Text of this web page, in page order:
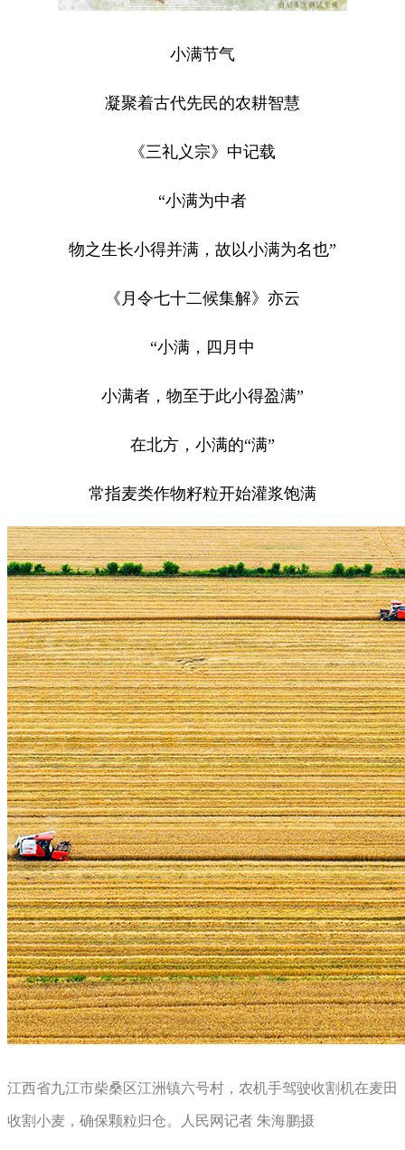
小满节气
凝聚着古代先民的农耕智慧
《三礼义宗》中记载
“小满为中者
物之生长小得并满，故以小满为名也”
《月令七十二候集解》亦云
“小满，四月中
小满者，物至于此小得盈满”
在北方，小满的“满”
常指麦类作物籽粒开始灌浆饱满
江西省九江市柴桑区江洲镇六号村，农机手驾驶收割机在麦田
收割小麦，确保颗粒归仓。人民网记者 朱海鹏摄